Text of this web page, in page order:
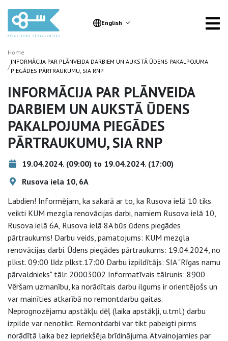
English
Home
/INFORMĀCIJA PAR PLĀNVEIDA DARBIEM UN AUKSTĀ ŪDENS PAKALPOJUMA
PIEGĀDES PĀRTRAUKUMU, SIA RNP
INFORMĀCIJA PAR PLĀNVEIDA
DARBIEM UN AUKSTĀ ŪDENS
PAKALPOJUMA PIEGĀDES
PĀRTRAUKUMU, SIA RNP
19.04.2024. (09:00) to 19.04.2024. (17:00)
Rusova iela 10, 6A
Labdien! Informējam, ka sakarā ar to, ka Rusova ielā 10 tiks
veikti KUM mezgla renovācijas darbi, namiem Rusova ielā 10,
Rusova ielā 6A, Rusova ielā 8A būs ūdens piegādes
pārtraukums! Darbu veids, pamatojums: KUM mezgla
renovācijas darbi. Ūdens piegādes pārtraukums: 19.04.2024, no
plkst. 09:00 līdz plkst.17:00 Darbu izpildītājs: SIA "Rīgas namu
pārvaldnieks" tālr. 20003002 Informatīvais tālrunis: 8900
Vēršam uzmanību, ka norādītais darbu ilgums ir orientējošs un
var mainīties atkarībā no remontdarbu gaitas.
Neprognozējamu apstākļu dēļ (laika apstākļi, u.tml.) darbu
izpilde var nenotikt. Remontdarbi var tikt pabeigti pirms
norādītā laika bez iepriekšēja brīdinājuma. Atvainojamies par